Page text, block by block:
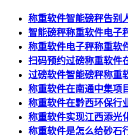
称重软件智能磅秤告别
智能磅秤称重软件电子
称重软件电子秤称重软
扫码预约过磅称重软件
过磅软件智能磅秤称重
称重软件在南通中集项
称重软件在黔西环保行
称重软件实现江西添光
称重软件是怎么给砂石